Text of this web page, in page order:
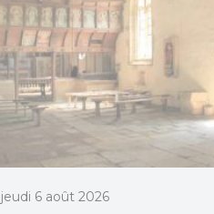
jeudi 6 août 2026